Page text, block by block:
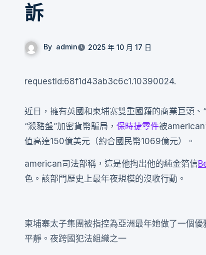
訴
By admin 2025 年 10 月 17 日
requestId:68f1d43ab3c6c1.10390024.
近日，擁有英國和柬埔寨雙重國籍的商業巨頭、
“殺豬盤”加密貨幣騙局， 保時捷零件被american
值高達150億美元（約合國民幣1069億元）。
american司法部稱，這是他掏出他的純金箔信
色。該部門歷史上最年夜規模的沒收行動。
柬埔寨太子集團被指控為亞洲最年她做了一個
平靜。夜跨國犯法組織之一